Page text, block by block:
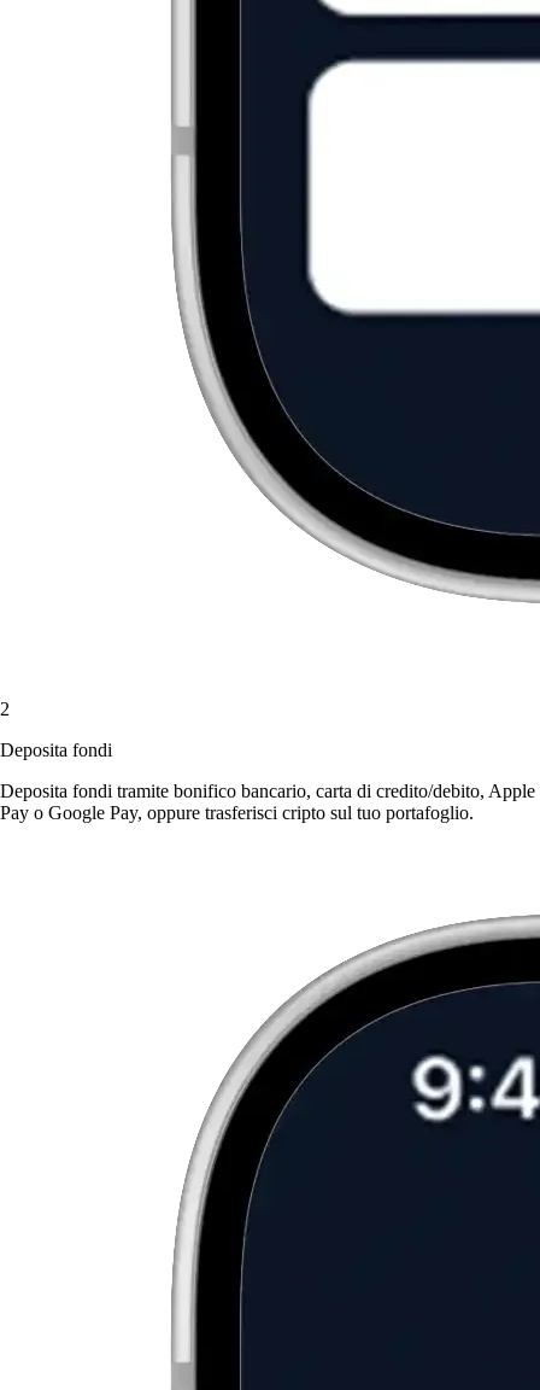
2
Deposita fondi
Deposita fondi tramite bonifico bancario, carta di credito/debito, Apple
Pay o Google Pay, oppure trasferisci cripto sul tuo portafoglio.